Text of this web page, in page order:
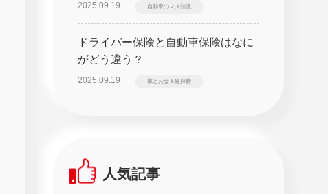
2025.09.19 自動車のマメ知識
ドライバー保険と自動車保険はなに
がどう違う？
2025.09.19 車とお金＆維持費
人気記事